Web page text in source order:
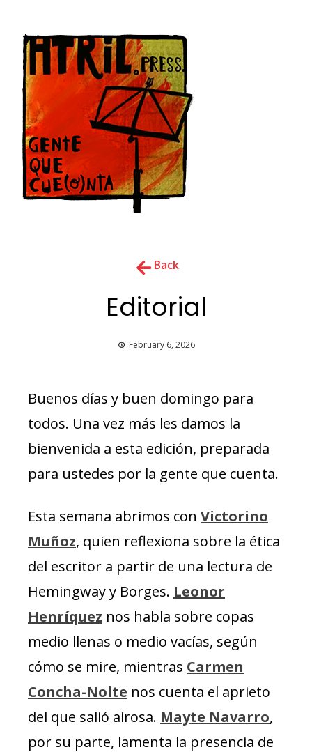
Back
Editorial
February 6, 2026
Buenos días y buen domingo para
todos. Una vez más les damos la
bienvenida a esta edición, preparada
para ustedes por la gente que cuenta.
Esta semana abrimos con Victorino
Muñoz, quien reflexiona sobre la ética
del escritor a partir de una lectura de
Hemingway y Borges. Leonor
Henríquez nos habla sobre copas
medio llenas o medio vacías, según
cómo se mire, mientras Carmen
Concha-Nolte nos cuenta el aprieto
del que salió airosa. Mayte Navarro,
por su parte, lamenta la presencia de